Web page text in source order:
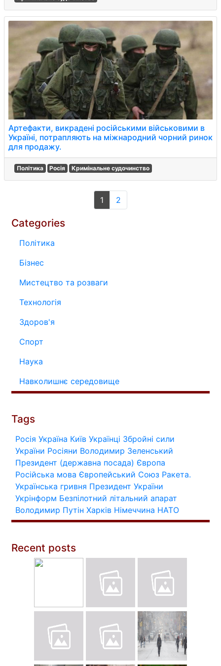
Артефакти, викрадені російськими військовими в
Україні, потрапляють на міжнародний чорний ринок
для продажу.
Політика Росія Кримінальне судочинство
1 2
Categories
Політика
Бізнес
Мистецтво та розваги
Технологія
Здоров'я
Спорт
Наука
Навколишнє середовище
Tags
Росія Україна Київ Українці Збройні сили
України Росіяни Володимир Зеленський
Президент (державна посада) Європа
Російська мова Європейський Союз Ракета.
Українська гривня Президент України
Укрінформ Безпілотний літальний апарат
Володимир Путін Харків Німеччина НАТО
Recent posts